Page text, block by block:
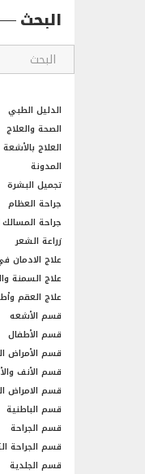
البحث
الدليل الطبي
الصحة والعلاج
العلاج بالأشعة
المدونة
تجميل البشرة
جراحة العظام
جراحة المسالك
زراعة الشعر
علاج الادمان
علاج السمنة
علاج العقم
قسم الأشعه
قسم الأطفال
قسم الأمراض
قسم الأنف
قسم الامراض
قسم الباطنية
قسم الجراحة
قسم الجراحة
قسم الجلدية